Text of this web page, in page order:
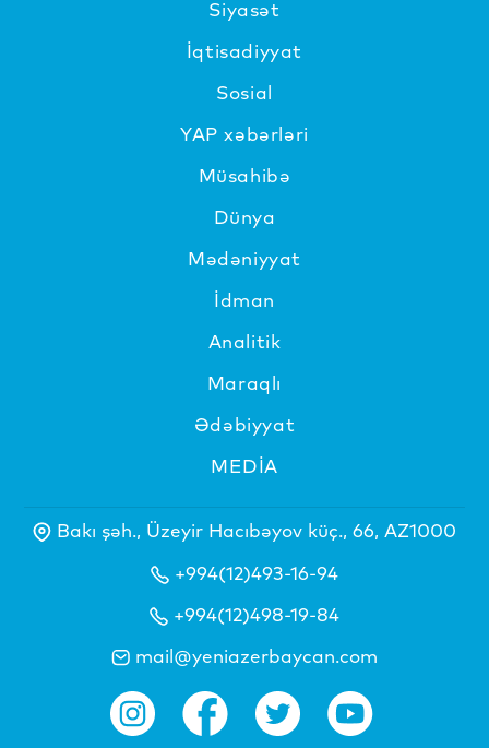
Siyasət
İqtisadiyyat
Sosial
YAP xəbərləri
Müsahibə
Dünya
Mədəniyyat
İdman
Analitik
Maraqlı
Ədəbiyyat
MEDİA
Bakı şəh., Üzeyir Hacıbəyov küç., 66, AZ1000
+994(12)493-16-94
+994(12)498-19-84
mail@yeniazerbaycan.com